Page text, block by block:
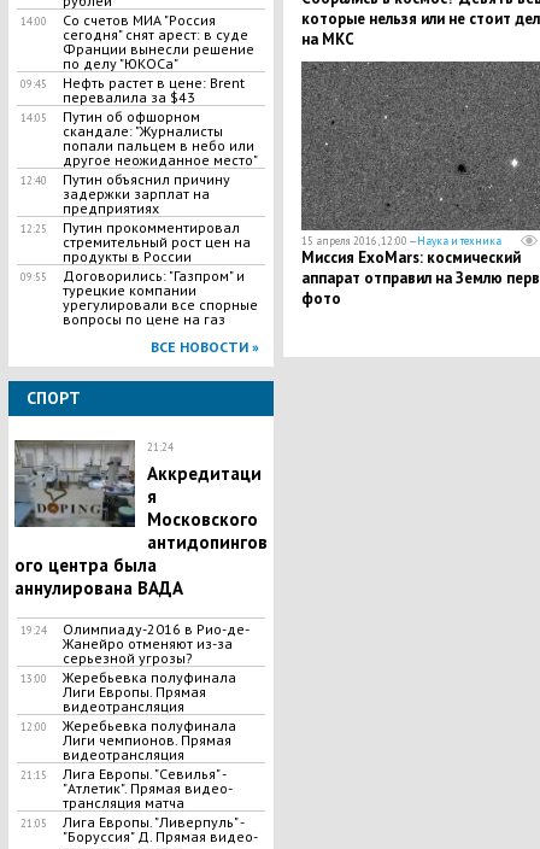
14:00
Со счетов МИА "Россия
сегодня" снят арест: в суде
Франции вынесли решение
по делу "ЮКОСа"
09:45
Нефть растет в цене: Brent
перевалила за $43
14:05
Путин об офшорном
скандале: "Журналисты
попали пальцем в небо или
другое неожиданное место"
12:40
Путин объяснил причину
задержки зарплат на
предприятиях
12:25
Путин прокомментировал
стремительный рост цен на
продукты в России
09:55
Договорились: "Газпром" и
турецкие компании
урегулировали все спорные
вопросы по цене на газ
ВСЕ НОВОСТИ »
СПОРТ
21:24
Аккредитаци
я
Московского
антидопингов
ого центра была
аннулирована ВАДА
19:24
Олимпиаду-2016 в Рио-де-
Жанейро отменяют из-за
серьезной угрозы?
13:00
Жеребьевка полуфинала
Лиги Европы. Прямая
видеотрансляция
12:00
Жеребьевка полуфинала
Лиги чемпионов. Прямая
видеотрансляция
21:15
Лига Европы. "Севилья" -
"Атлетик". Прямая видео-
трансляция матча
21:05
Лига Европы. "Ливерпуль" -
"Боруссия" Д. Прямая видео-
которые нельзя или не стоит
на МКС
15 апреля 2016, 12:00 —Наука и техника
Миссия ExoMars: космический
аппарат отправил на Землю
фото